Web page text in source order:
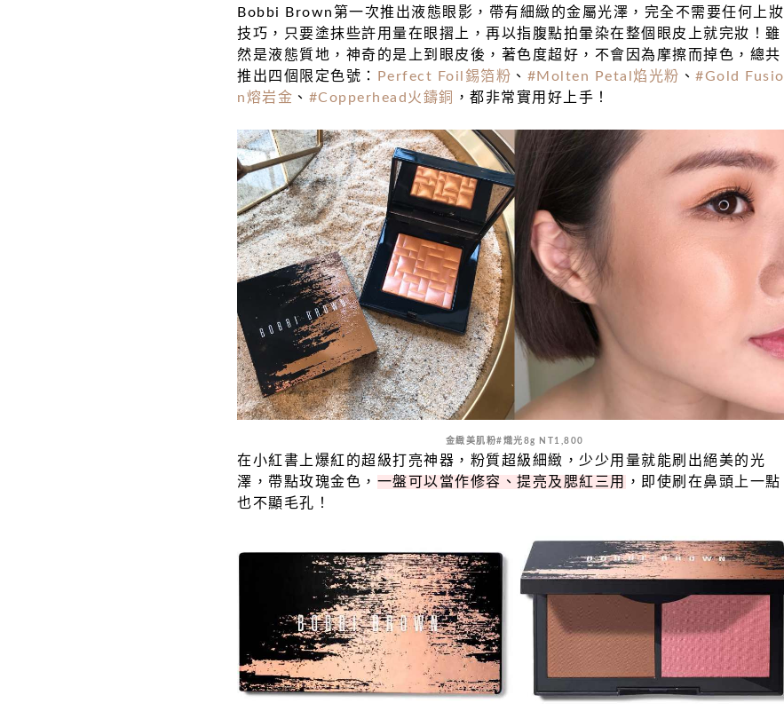
Bobbi Brown第一次推出液態眼影，帶有細緻的金屬光澤，完全不需要任何上妝
技巧，只要塗抹些許用量在眼摺上，再以指腹點拍暈染在整個眼皮上就完妝！雖
然是液態質地，神奇的是上到眼皮後，著色度超好，不會因為摩擦而掉色，總共
推出四個限定色號：
Perfect Foil錫箔粉 、 #Molten Petal焰光粉 、 #Gold Fusio
n熔岩金 、 #Copperhead火鑄銅 ，都非常實用好上手！
金緻美肌粉#熾光8g NT1,800
在小紅書上爆紅的超級打亮神器，粉質超級細緻，少少用量就能刷出絕美的光
澤，帶點玫瑰金色， 一盤可以當作修容、提亮及腮紅三用
，即使刷在鼻頭上一點
也不顯毛孔！